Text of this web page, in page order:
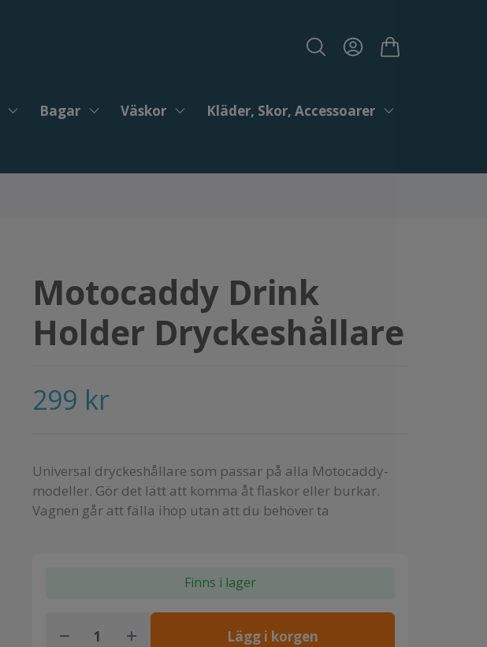
Bagar Väskor
Kläder, Skor, Accessoarer
Motocaddy Drink
Holder Dryckeshållare
299 kr
Universal dryckeshållare som passar på alla Motocaddy-
modeller. Gör det lätt att komma åt flaskor eller burkar.
Vagnen går att fälla ihop utan att du behöver ta
Finns i lager
Lägg i korgen